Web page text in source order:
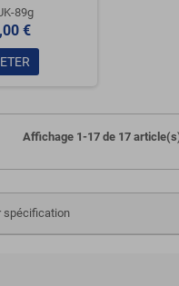
spécification
89g
€
Affichage 1-17 de 17